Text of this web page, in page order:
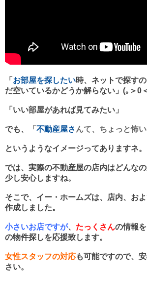
「 お部屋を探したい時、ネットで探す
だ空いているかどうか解らない」(｡＞0
「いい部屋があれば見てみたい」
でも、 「 不動産屋さ んて、ちょっと怖い
というようなイメージってありますネ。
では、実際の不動産屋の店内はどんな
少し安心しますね。
そこで、イー・ホームズは、店内、お
作成しました。
小さいお店ですが、 たっくさんの情報
の物件探しを応援致します。
女性スタッフの対応も可能ですので、
さい。